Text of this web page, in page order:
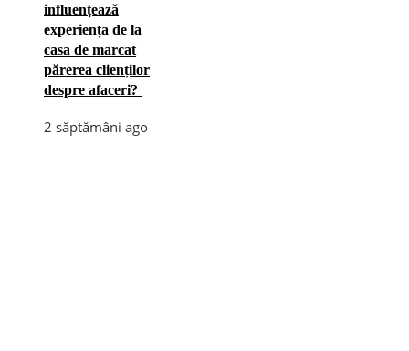
influențează
experiența de la
casa de marcat
părerea clienților
despre afaceri?
2 săptămâni ago